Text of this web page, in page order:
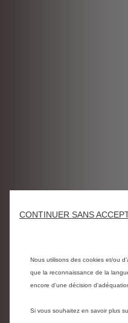
CONTINUER SANS
Nous utilisons des cookies et/ou
que la reconnaissance de la
encore d'une décision
Si vous souhaitez en savoir plus